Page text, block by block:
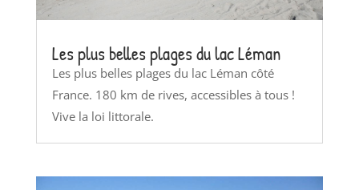
Les plus belles plages du lac Léman
Les plus belles plages du lac Léman côté
France. 180 km de rives, accessibles à tous !
Vive la loi littorale.